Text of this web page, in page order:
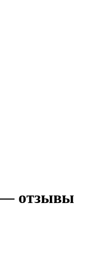
— отзывы